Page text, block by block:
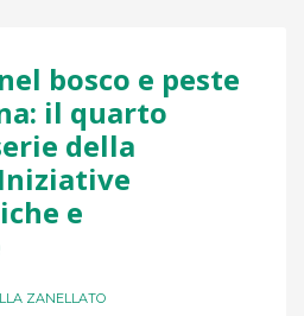
bosco e peste
il quarto
della
e
ZANELLATO